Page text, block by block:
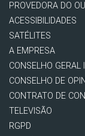
PROVEDORA DO
ACESSIBILIDADES
SATÉLITES
A EMPRESA
CONSELHO GERAL
CONSELHO DE
CONTRATO DE
TELEVISÃO
RGPD